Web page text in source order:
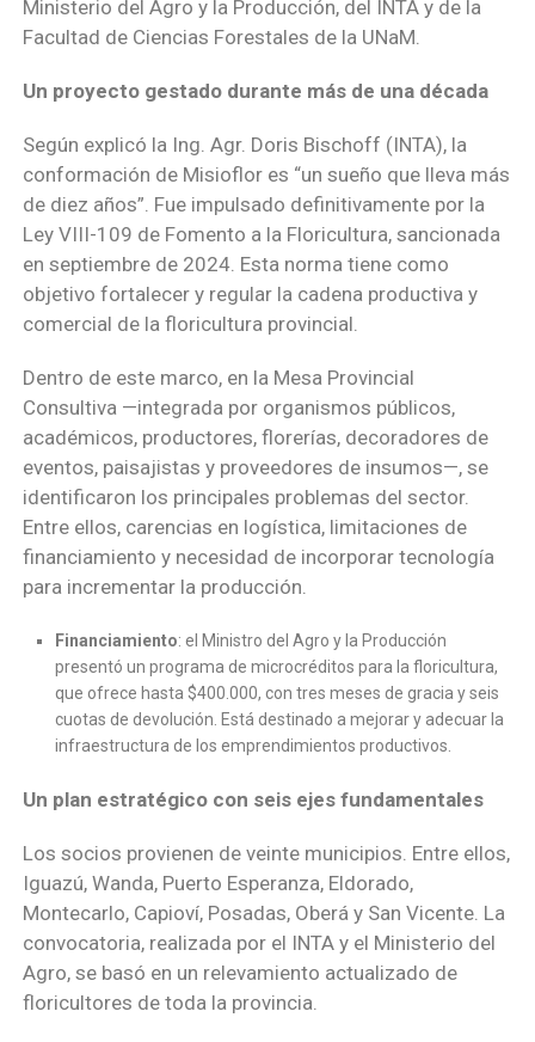
Ministerio del Agro y la Producción, del INTA y de la
Facultad de Ciencias Forestales de la UNaM.
Un proyecto gestado durante más de una década
Según explicó la Ing. Agr. Doris Bischoff (INTA), la
conformación de Misioflor es “un sueño que lleva más
de diez años”. Fue impulsado definitivamente por la
Ley VIII-109 de Fomento a la Floricultura, sancionada
en septiembre de 2024. Esta norma tiene como
objetivo fortalecer y regular la cadena productiva y
comercial de la floricultura provincial.
Dentro de este marco, en la Mesa Provincial
Consultiva —integrada por organismos públicos,
académicos, productores, florerías, decoradores de
eventos, paisajistas y proveedores de insumos—, se
identificaron los principales problemas del sector.
Entre ellos, carencias en logística, limitaciones de
financiamiento y necesidad de incorporar tecnología
para incrementar la producción.
Financiamiento: el Ministro del Agro y la Producción
presentó un programa de microcréditos para la floricultura,
que ofrece hasta $400.000, con tres meses de gracia y seis
cuotas de devolución. Está destinado a mejorar y adecuar la
infraestructura de los emprendimientos productivos.
Un plan estratégico con seis ejes fundamentales
Los socios provienen de veinte municipios. Entre ellos,
Iguazú, Wanda, Puerto Esperanza, Eldorado,
Montecarlo, Capioví, Posadas, Oberá y San Vicente. La
convocatoria, realizada por el INTA y el Ministerio del
Agro, se basó en un relevamiento actualizado de
floricultores de toda la provincia.